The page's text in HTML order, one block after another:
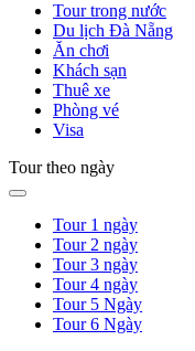
Tour trong nước
Du lịch Đà Nẵng
Ăn chơi
Khách sạn
Thuê xe
Phòng vé
Visa
Tour theo ngày
Tour 1 ngày
Tour 2 ngày
Tour 3 ngày
Tour 4 ngày
Tour 5 Ngày
Tour 6 Ngày